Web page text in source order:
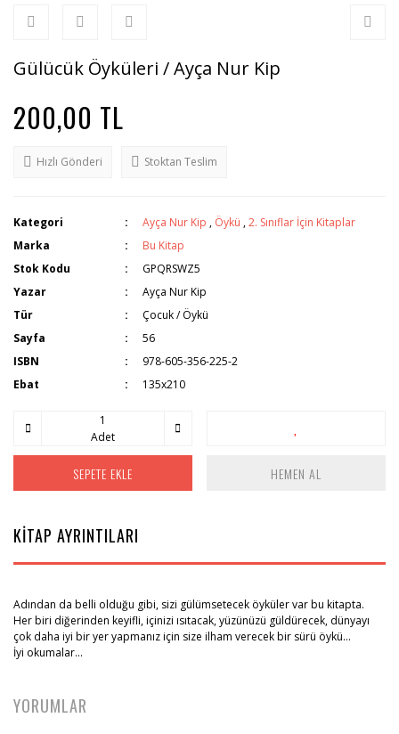
Gülücük Öyküleri / Ayça Nur Kip
200,00 TL
Hızlı Gönderi Stoktan Teslim
Kategori Ayça Nur Kip , Öykü ,2. Sınıflar İçin Kitaplar
Marka
Bu Kitap
Stok Kodu
GPQRSWZ5
Yazar
Ayça Nur Kip
Tür
Çocuk / Öykü
Sayfa
56
ISBN
978-605-356-225-2
Ebat
135x210
Adet
SEPETE EKLE HEMEN AL
KİTAP AYRINTILARI
Adından da belli olduğu gibi, sizi gülümsetecek öyküler var bu kitapta.
Her biri diğerinden keyifli, içinizi ısıtacak, yüzünüzü güldürecek, dünyayı
çok daha iyi bir yer yapmanız için size ilham verecek bir sürü öykü...
İyi okumalar...
YORUMLAR